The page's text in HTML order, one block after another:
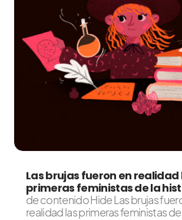
Las brujas fueron en realidad
primeras feministas de la
de contenido Hide Las brujas
realidad las primeras feministas de